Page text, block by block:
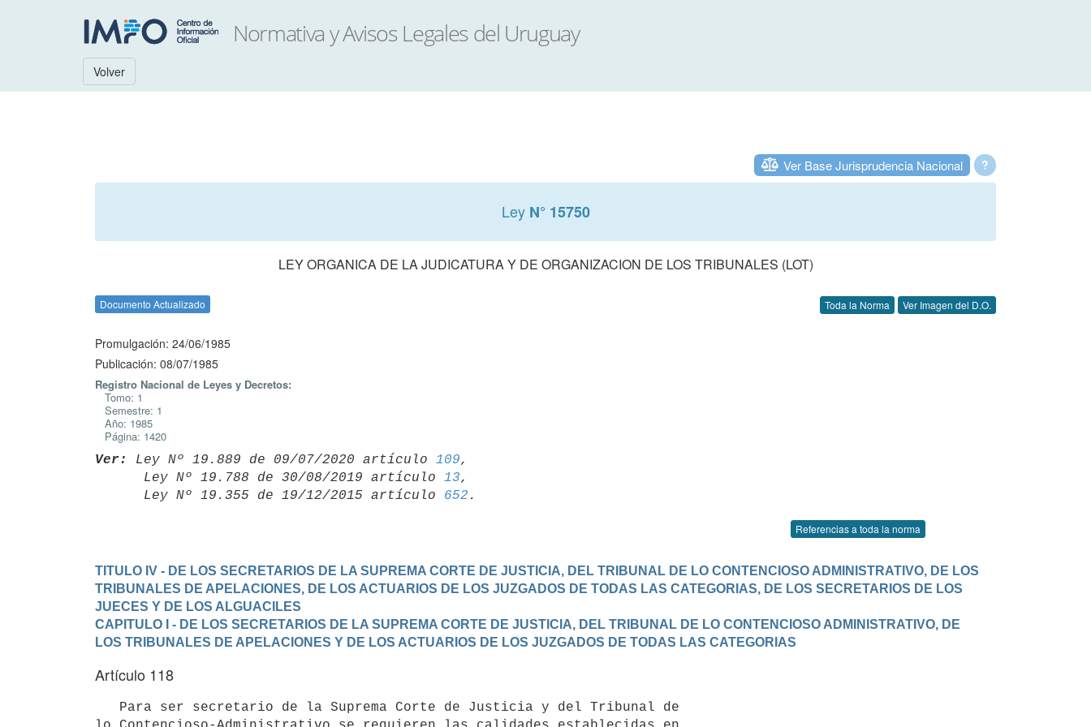
Volver
?
Ver Base Jurisprudencia Nacional
Ley N° 15750
LEY ORGANICA DE LA JUDICATURA Y DE ORGANIZACION DE LOS TRIBUNALES (LOT)
Documento Actualizado Toda la Norma Ver Imagen del D.O.
Promulgación: 24/06/1985
Publicación: 08/07/1985
Registro Nacional de Leyes y Decretos:
Tomo: 1
Semestre: 1
Año: 1985
Página: 1420
Ver: Ley Nº 19.889 de 09/07/2020 artículo 109,
      Ley Nº 19.788 de 30/08/2019 artículo
13,
      Ley Nº 19.355 de 19/12/2015 artículo
652
Referencias a toda la norma
TITULO IV - DE LOS SECRETARIOS DE LA SUPREMA CORTE DE JUSTICIA, DEL TRIBUNAL DE LO CONTENCIOSO ADMINISTRATIVO, DE LOS
TRIBUNALES DE APELACIONES, DE LOS ACTUARIOS DE LOS JUZGADOS DE TODAS LAS CATEGORIAS, DE LOS SECRETARIOS DE LOS
JUECES Y DE LOS ALGUACILES
CAPITULO I - DE LOS SECRETARIOS DE LA SUPREMA CORTE DE JUSTICIA, DEL TRIBUNAL DE LO CONTENCIOSO ADMINISTRATIVO, DE
LOS TRIBUNALES DE APELACIONES Y DE LOS ACTUARIOS DE LOS JUZGADOS DE TODAS LAS CATEGORIAS
Artículo 118